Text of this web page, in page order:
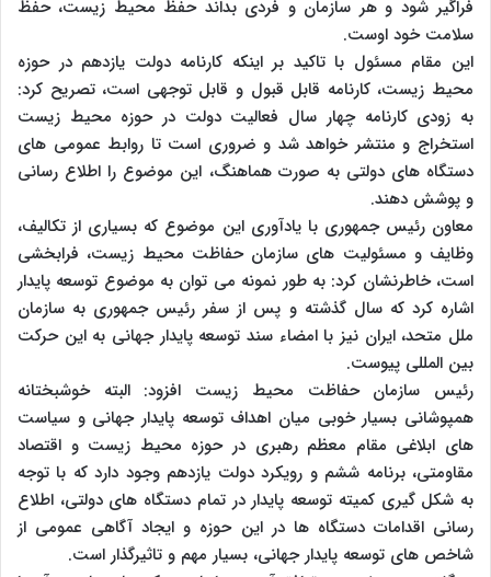
فراگیر شود و هر سازمان و فردی بداند حفظ محیط زیست، حفظ
سلامت خود اوست.
این مقام مسئول با تاکید بر اینکه کارنامه دولت یازدهم در حوزه
محیط زیست، کارنامه قابل قبول و قابل توجهی است، تصریح کرد:
به زودی کارنامه چهار سال فعالیت دولت در حوزه محیط زیست
استخراج و منتشر خواهد شد و ضروری است تا روابط عمومی های
دستگاه های دولتی به صورت هماهنگ، این موضوع را اطلاع رسانی
و پوشش دهند.
معاون رئیس جمهوری با یادآوری این موضوع که بسیاری از تکالیف،
وظایف و مسئولیت های سازمان حفاظت محیط زیست، فرابخشی
است، خاطرنشان کرد: به طور نمونه می توان به موضوع توسعه پایدار
اشاره کرد که سال گذشته و پس از سفر رئیس جمهوری به سازمان
ملل متحد، ایران نیز با امضاء سند توسعه پایدار جهانی به این حرکت
بین المللی پیوست.
رئیس سازمان حفاظت محیط زیست افزود: البته خوشبختانه
همپوشانی بسیار خوبی میان اهداف توسعه پایدار جهانی و سیاست
های ابلاغی مقام معظم رهبری در حوزه محیط زیست و اقتصاد
مقاومتی، برنامه ششم و رویکرد دولت یازدهم وجود دارد که با توجه
به شکل گیری کمیته توسعه پایدار در تمام دستگاه های دولتی، اطلاع
رسانی اقدامات دستگاه ها در این حوزه و ایجاد آگاهی عمومی از
شاخص های توسعه پایدار جهانی، بسیار مهم و تاثیرگذار است.